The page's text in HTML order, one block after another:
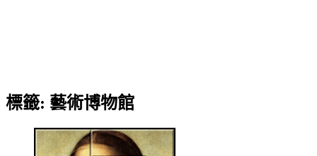
標籤: 藝術博物館